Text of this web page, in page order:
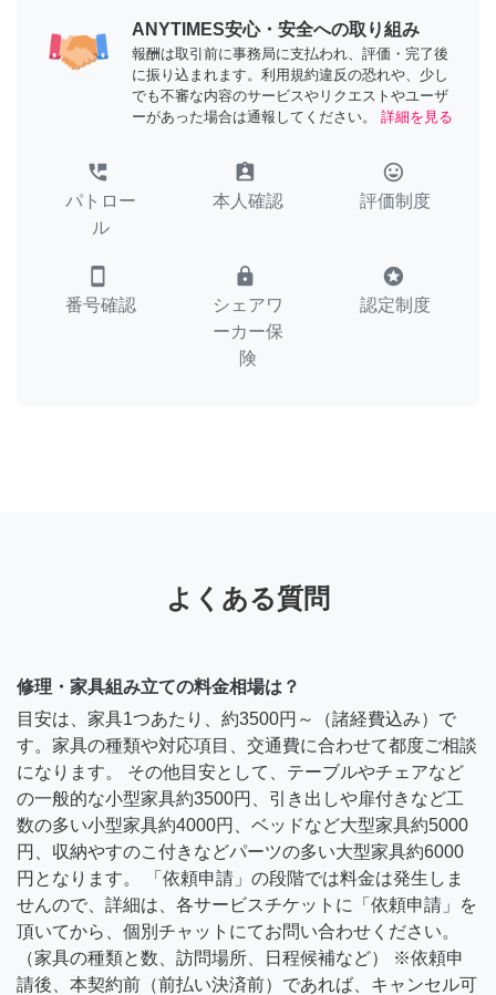
ANYTIMES安心・安全への取り組み
報酬は取引前に事務局に支払われ、評価・完了後
に振り込まれます。利用規約違反の恐れや、少し
でも不審な内容のサービスやリクエストやユーザ
ーがあった場合は通報してください。
詳細を見る
perm_phone_msg
パトロー
ル
assignment_ind
本人確認
tag_faces
評価制度
smartphone
番号確認
lock
シェアワ
ーカー保
険
stars
認定制度
よくある質問
修理・家具組み立ての料金相場は？
目安は、家具1つあたり、約3500円～（諸経費込み）で
す。家具の種類や対応項目、交通費に合わせて都度ご相談
になります。 その他目安として、テーブルやチェアなど
の一般的な小型家具約3500円、引き出しや扉付きなど工
数の多い小型家具約4000円、ベッドなど大型家具約5000
円、収納やすのこ付きなどパーツの多い大型家具約6000
円となります。 「依頼申請」の段階では料金は発生しま
せんので、詳細は、各サービスチケットに「依頼申請」を
頂いてから、個別チャットにてお問い合わせください。
（家具の種類と数、訪問場所、日程候補など） ※依頼申
請後、本契約前（前払い決済前）であれば、キャンセル可